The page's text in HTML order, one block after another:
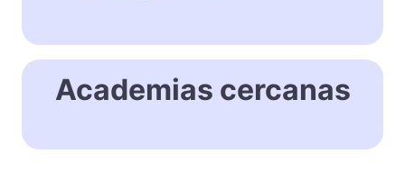
Academias cercanas